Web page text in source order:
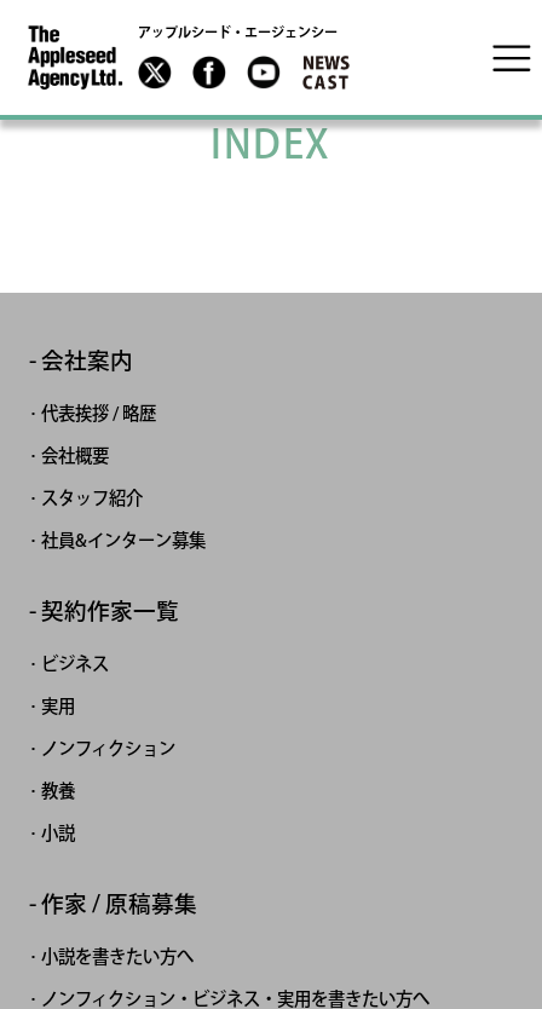
アップルシード・エージェンシー
INDEX
会社案内
代表挨拶 / 略歴
会社概要
スタッフ紹介
社員&インターン募集
契約作家一覧
ビジネス
実用
ノンフィクション
教養
小説
作家 / 原稿募集
小説を書きたい方へ
ノンフィクション・ビジネス・実用を書きたい方へ